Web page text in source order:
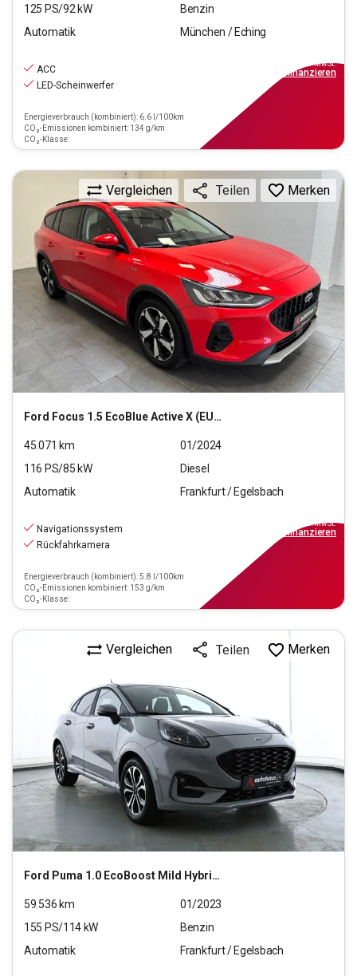
125 PS/92kW
Benzin
Automatik
München / Eching
ACC
LED-Scheinwerfer
Energieverbrauch (kombiniert): 6.6 l/100km
CO₂-Emissionen kombiniert: 134 g/km
CO₂-Klasse:
inkl.MwSt.
finanzieren
Ford Focus 1.5 EcoBlue Active X (EURO 6d)
Vergleichen Teilen Merken
45.071 km
01/2024
116 PS/85 kW
Diesel
Automatik
Frankfurt / Egelsbach
Navigationssystem
Rückfahrkamera
Energieverbrauch (kombiniert): 5.8 l/100km
CO₂-Emissionen kombiniert: 153 g/km
CO₂-Klasse:
inkl.MwSt.
finanzieren
Ford Puma 1.0 EcoBoost Mild Hybrid ST-Line S/S (EURO 6d
Vergleichen Teilen Merken
59.536 km
01/2023
155 PS/114 kW
Benzin
Automatik
Frankfurt / Egelsbach